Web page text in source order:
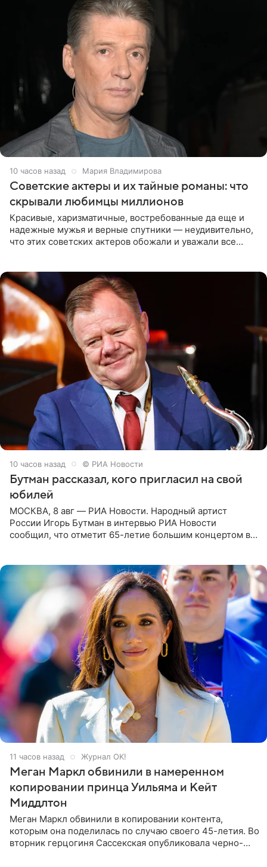
10 часов назад Мария Владимирова
Советские актеры и их тайные романы: что
скрывали любимцы миллионов
Красивые, харизматичные, востребованные да еще и
надежные мужья и верные спутники — неудивительно,
что этих советских актеров обожали и уважали все
10 часов назад © РИА Новости
Бутман рассказал, кого пригласил на свой
юбилей
МОСКВА, 8 авг — РИА Новости. Народный артист
России Игорь Бутман в интервью РИА Новости
сообщил, что отметит 65-летие большим концертом в
11 часов назад Журнал OK!
Меган Маркл обвинили в намеренном
копировании принца Уильяма и Кейт
Миддлтон
Меган Маркл обвинили в копировании контента,
которым она поделилась по случаю своего 45-летия. Во
вторник герцогиня Сассекская опубликовала черно-